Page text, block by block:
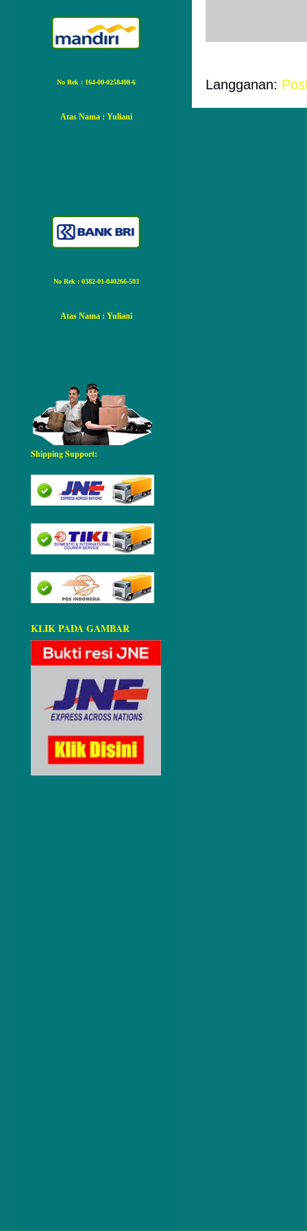
Langganan:
No Rek : 164-00-0258408-6
Atas Nama : Yuliani
No Rek : 0382-01-040266-503
Atas Nama : Yuliani
Shipping Support:
KLIK PADA GAMBAR